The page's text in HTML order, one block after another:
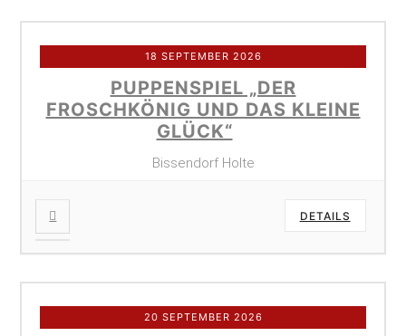
18 SEPTEMBER 2026
PUPPENSPIEL „DER
FROSCHKÖNIG UND DAS KLEINE
GLÜCK“
Bissendorf Holte
DETAILS
20 SEPTEMBER 2026